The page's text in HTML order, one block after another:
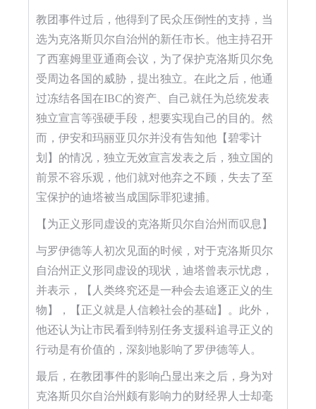
教团事件过后，他得到了民众压倒性的支持，当
选为克洛斯贝尔自治州的新任市长。他主持召开
了西塞姆里亚通商会议，为了保护克洛斯贝尔免
受周边各国的威胁，提出独立。在此之后，他通
过冻结各国在IBC的资产、自己就任为总统发表
独立宣言等强硬手段，想要实现自己的目的。然
而，伊安和玛丽亚贝尔并没有告知他【碧零计
划】的情况，独立无效宣言发表之后，独立国的
前景不容乐观，他们就对他弃之不顾，失去了至
宝保护的迪塔被当成国际罪犯逮捕。
【为正义形同虚设的克洛斯贝尔自治州而叹息】
与罗伊德等人初次见面的时候，对于克洛斯贝尔
自治州正义形同虚设的现状，迪塔曾表示忧虑，
并表示，【人类终究还是一种会去追逐正义的生
物】，【正义就是人信赖社会的基础】。此外，
他还认为让市民看到特别任务支援科追寻正义的
行动是有价值的，深刻地影响了罗伊德等人。
最后，在教团事件的影响凸显出来之后，身为对
克洛斯贝尔自治州颇有影响力的财经界人士却毫